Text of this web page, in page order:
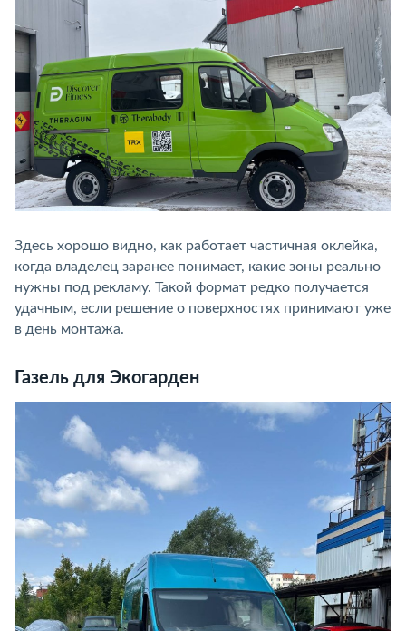
Здесь хорошо видно, как работает частичная оклейка,
когда владелец заранее понимает, какие зоны реально
нужны под рекламу. Такой формат редко получается
удачным, если решение о поверхностях принимают уже
в день монтажа.
Газель для Экогарден